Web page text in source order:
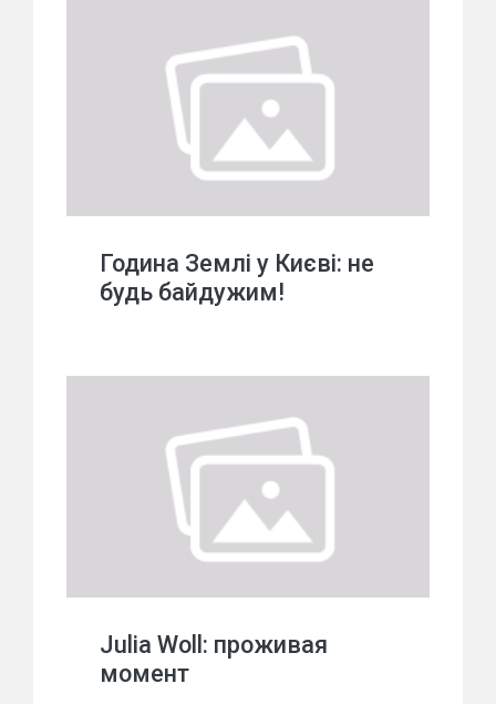
Година Землі у Києві: не
будь байдужим!
Julia Woll: проживая
момент